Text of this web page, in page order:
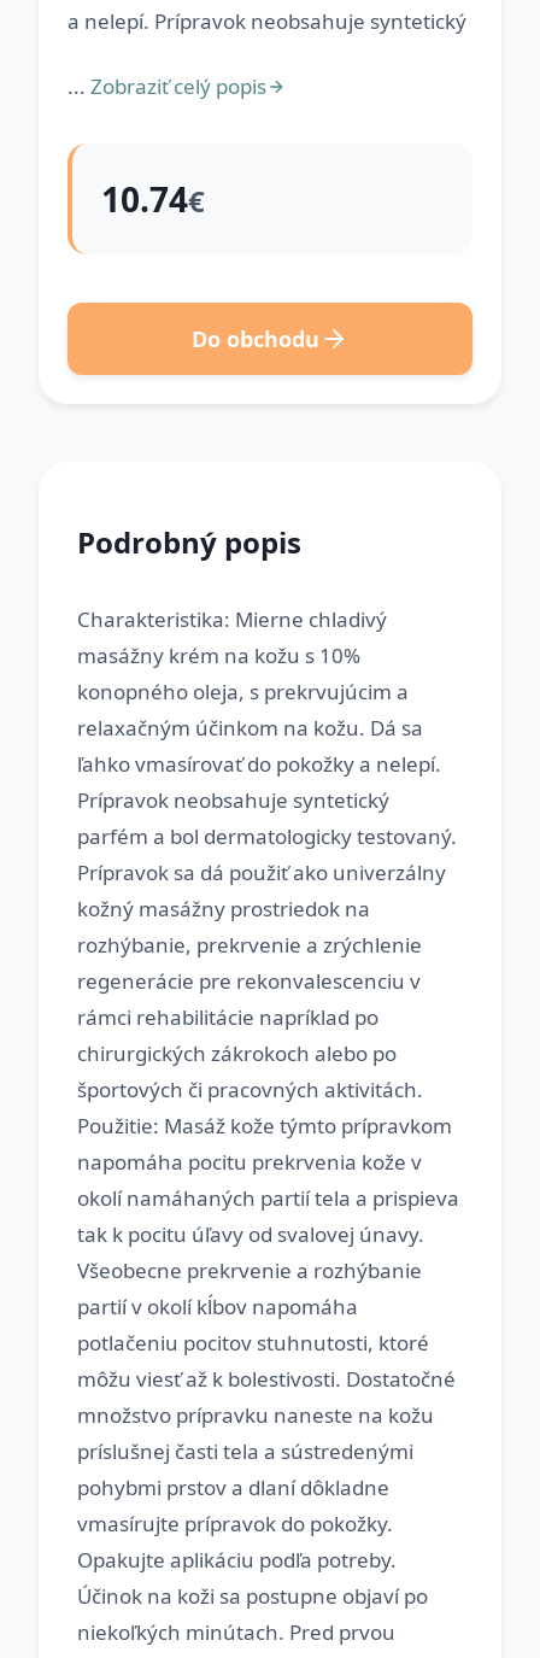
a nelepí. Prípravok neobsahuje syntetický
... Zobraziť celý popis
10.74€
Do obchodu
Podrobný popis
Charakteristika: Mierne chladivý
masážny krém na kožu s 10%
konopného oleja, s prekrvujúcim a
relaxačným účinkom na kožu. Dá sa
ľahko vmasírovať do pokožky a nelepí.
Prípravok neobsahuje syntetický
parfém a bol dermatologicky testovaný.
Prípravok sa dá použiť ako univerzálny
kožný masážny prostriedok na
rozhýbanie, prekrvenie a zrýchlenie
regenerácie pre rekonvalescenciu v
rámci rehabilitácie napríklad po
chirurgických zákrokoch alebo po
športových či pracovných aktivitách.
Použitie: Masáž kože týmto prípravkom
napomáha pocitu prekrvenia kože v
okolí namáhaných partií tela a prispieva
tak k pocitu úľavy od svalovej únavy.
Všeobecne prekrvenie a rozhýbanie
partií v okolí kĺbov napomáha
potlačeniu pocitov stuhnutosti, ktoré
môžu viesť až k bolestivosti. Dostatočné
množstvo prípravku naneste na kožu
príslušnej časti tela a sústredenými
pohybmi prstov a dlaní dôkladne
vmasírujte prípravok do pokožky.
Opakujte aplikáciu podľa potreby.
Účinok na koži sa postupne objaví po
niekoľkých minútach. Pred prvou